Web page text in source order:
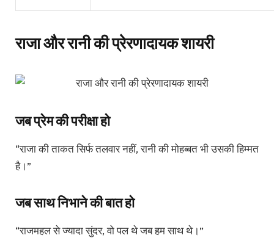
राजा और रानी की प्रेरणादायक शायरी
जब प्रेम की परीक्षा हो
“राजा की ताकत सिर्फ तलवार नहीं, रानी की मोहब्बत भी उसकी हिम्मत
है।”
जब साथ निभाने की बात हो
“राजमहल से ज्यादा सुंदर, वो पल थे जब हम साथ थे।”